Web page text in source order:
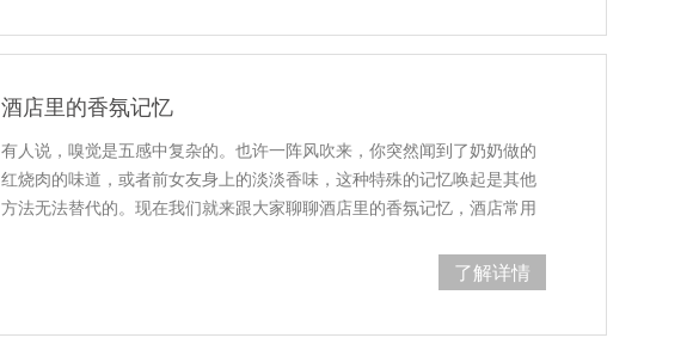
酒店里的香氛记忆
有人说，嗅觉是五感中复杂的。也许一阵风吹来，你突然闻到了奶奶做的
红烧肉的味道，或者前女友身上的淡淡香味，这种特殊的记忆唤起是其他
方法无法替代的。现在我们就来跟大家聊聊酒店里的香氛记忆，酒店常用
了解详情